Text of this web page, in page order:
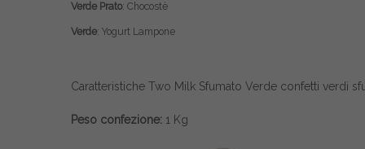
Verde Prato: Chocostè
Verde: Yogurt Lampone
Caratteristiche Two Milk Sfumato Verde confetti verdi
Peso confezione: 1 Kg